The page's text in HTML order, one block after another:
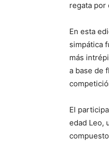
regata por
En esta
simpática
más
a base de
El
edad Leo,